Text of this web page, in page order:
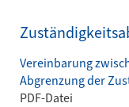
Vereinbarung
Abgrenzung der
PDF-Datei